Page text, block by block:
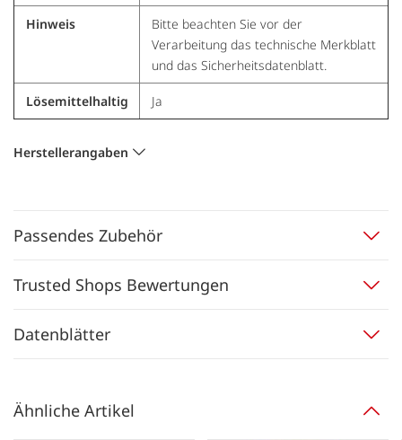
Hinweis
Bitte beachten Sie vor der
Verarbeitung das technische Merkblatt
und das Sicherheitsdatenblatt.
Lösemittelhaltig Ja
Herstellerangaben
Passendes Zubehör
Trusted Shops Bewertungen
Datenblätter
Ähnliche Artikel